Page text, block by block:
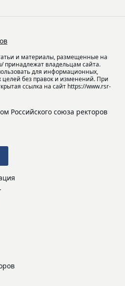
и материалы, размещенные на
принадлежат владельцам сайта.
для информационных,
без правок и изменений. При
ссылка на сайт https://www.rsr-
Российского союза ректоров